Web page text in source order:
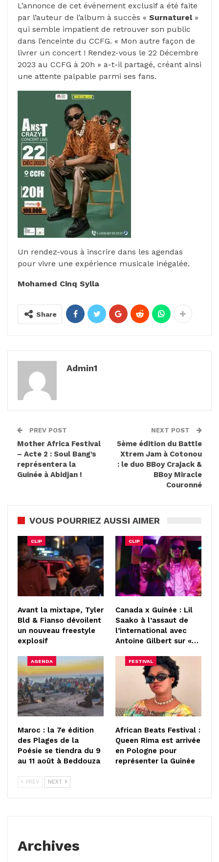
L’annonce de cet événement exclusif a été faite
par l’auteur de l’album à succès « Surnaturel»
qui semble impatient de retrouver son public
dans l’enceinte du CCFG. « Mon autre façon de
livrer un concert ! Rendez-vous le 22 Décembre
2023 au CCFG à 20h » a-t-il partagé, créant ainsi
une attente palpable parmi ses fans.
Un rendez-vous à inscrire dans les agendas
pour vivre une expérience musicale inégalée.
Mohamed Cinq Sylla
Share
Admin1
PREV POST
Mother Africa Festival
– Acte 2 : Soul Bang’s
représentera la
Guinée à Abidjan !
NEXT POST
5ème édition du Battle
Xtrem Jam à Cotonou
: le duo BBoy Crajack &
BBoy Miracle
Couronné
VOUS POURRIEZ AUSSI AIMER
CLIP
Avant la mixtape, Tyler
Bld & Fianso dévoilent
un nouveau freestyle
explosif
CLIP
Canada x Guinée : Lil
Saako à l’assaut de
l’international avec
Antoine Gilbert sur «…
AGENDA
Maroc : la 7e édition
des Plages de la
Poésie se tiendra du 9
au 11 août à Beddouza
FESTIVAL
African Beats Festival :
Queen Rima est arrivée
en Pologne pour
représenter la Guinée
PREV NEXT
Archives